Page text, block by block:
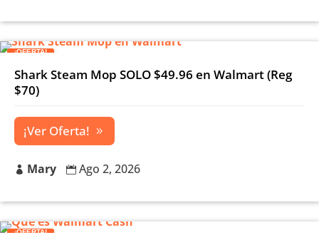
¡OFERTA!
Shark Steam Mop SOLO $49.96 en Walmart (Reg
$70)
¡Ver Oferta!
 Mary  Ago 2, 2026
¡OFERTA!